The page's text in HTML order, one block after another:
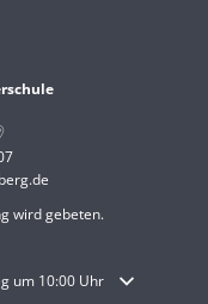
wird gebeten.
auszublenden
um 10:00 Uhr